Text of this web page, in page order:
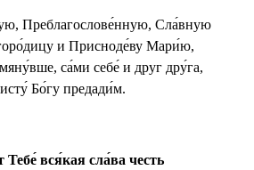
Преблагослове́нную, Сла́вную
и Присноде́ву Мари́ю,
са́ми себе́ и друг дру́га,
Бо́гу предади́м.
вся́кая сла́ва честь